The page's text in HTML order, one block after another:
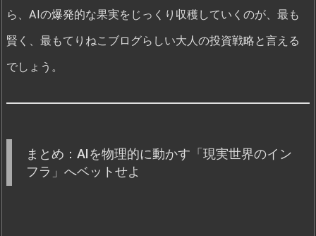
ら、AIの爆発的な果実をじっくり収穫していくのが、最も
賢く、最もてりねこブログらしい大人の投資戦略と言える
でしょう。
まとめ：AIを物理的に動かす「現実世界のイン
フラ」へベットせよ